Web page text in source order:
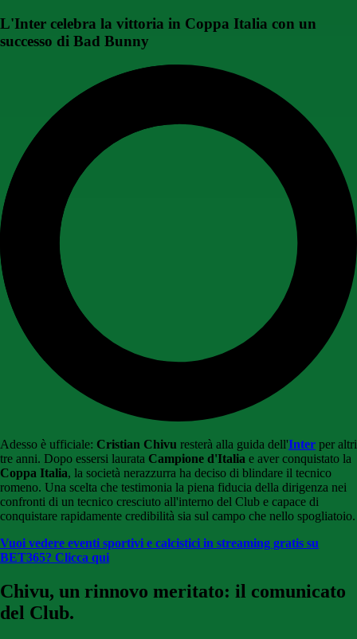
L'Inter celebra la vittoria in Coppa Italia con un
successo di Bad Bunny
Adesso è ufficiale: Cristian Chivu resterà alla guida dell'Inter per altri
tre anni. Dopo essersi laurata Campione d'Italia e aver conquistato la
Coppa Italia, la società nerazzurra ha deciso di blindare il tecnico
romeno. Una scelta che testimonia la piena fiducia della dirigenza nei
confronti di un tecnico cresciuto all'interno del Club e capace di
conquistare rapidamente credibilità sia sul campo che nello spogliatoio.
Vuoi vedere eventi sportivi e calcistici in streaming gratis su
BET365? Clicca qui
Chivu, un rinnovo meritato: il comunicato
del Club.